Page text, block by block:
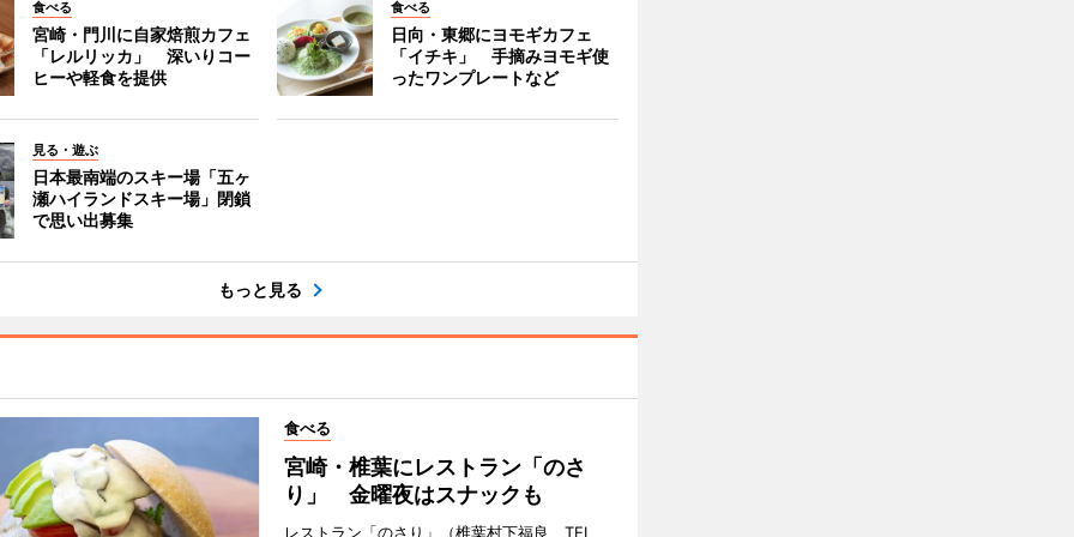
食べる
宮崎・門川に自家焙煎カフェ
「レルリッカ」 深いりコー
ヒーや軽食を提供
食べる
日向・東郷にヨモギカフェ
「イチキ」 手摘みヨモギ使
ったワンプレートなど
見る・遊ぶ
日本最南端のスキー場「五ヶ
瀬ハイランドスキー場」閉鎖
で思い出募集
もっと見る
食べる
宮崎・椎葉にレストラン「のさ
り」 金曜夜はスナックも
レストラン「のさり」（椎葉村下福良、TEL